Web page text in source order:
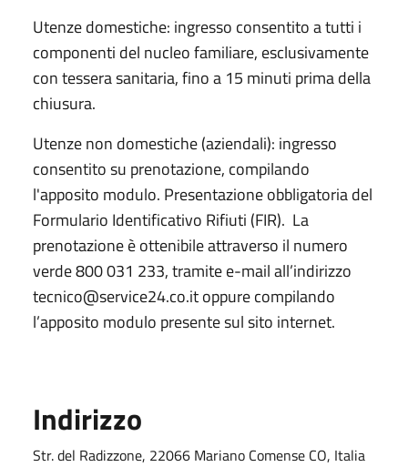
Utenze domestiche: ingresso consentito a tutti i
componenti del nucleo familiare, esclusivamente
con tessera sanitaria, fino a 15 minuti prima della
chiusura.
Utenze non domestiche (aziendali): ingresso
consentito su prenotazione, compilando
l'apposito modulo. Presentazione obbligatoria del
Formulario Identificativo Rifiuti (FIR). La
prenotazione è ottenibile attraverso il numero
verde 800 031 233, tramite e-mail all’indirizzo
tecnico@service24.co.it oppure compilando
l’apposito modulo presente sul sito internet.
Indirizzo
Str. del Radizzone, 22066 Mariano Comense CO, Italia